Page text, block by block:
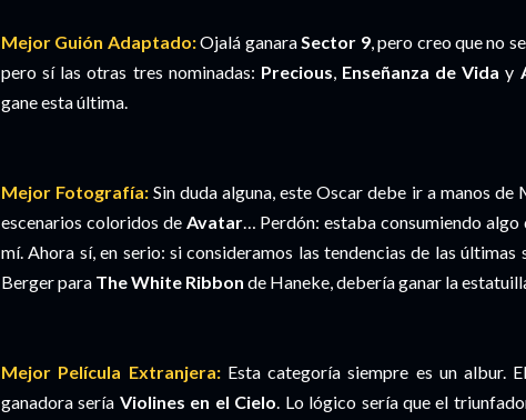
Mejor Guión Adaptado:Ojalá ganaraSector 9, pero creo que no
pero sí las otras tres nominadas: Precious,Enseñanza de Viday
gane esta última.
Mejor Fotografía: Sin duda alguna, este Oscar debe ir a manos
escenarios coloridos de Avatar… Perdón: estaba consumiendo algo
mí. Ahora sí, en serio: si consideramos las tendencias de las últimas
Berger para The White Ribbon de Haneke, debería ganar la
Mejor Película Extranjera:Esta categoría siempre es un albur.
ganadora sería Violines en el Cielo. Lo lógico sería que el